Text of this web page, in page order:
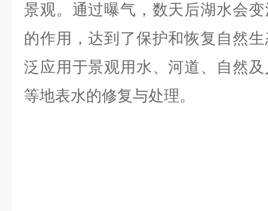
景观。通过曝气，数天后湖水会
的作用，达到了保护和恢复自然
泛应用于景观用水、河道、自然
等地表水的修复与处理。